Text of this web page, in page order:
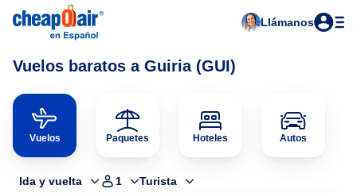
Llámanos
Vuelos baratos a Guiria (GUI)
Vuelos Paquetes Hoteles Autos
Ida y vuelta 1 Turista